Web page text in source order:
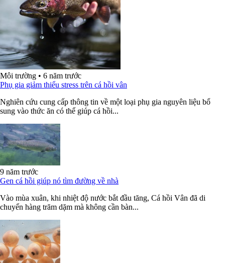
Môi trường • 6 năm trước
Phụ gia giảm thiểu stress trên cá hồi vân
Nghiên cứu cung cấp thông tin về một loại phụ gia nguyên liệu bổ
sung vào thức ăn có thể giúp cá hồi...
9 năm trước
Gen cá hồi giúp nó tìm đường về nhà
Vào mùa xuân, khi nhiệt độ nước bắt đầu tăng, Cá hồi Vân đã di
chuyển hàng trăm dặm mà không cần bàn...